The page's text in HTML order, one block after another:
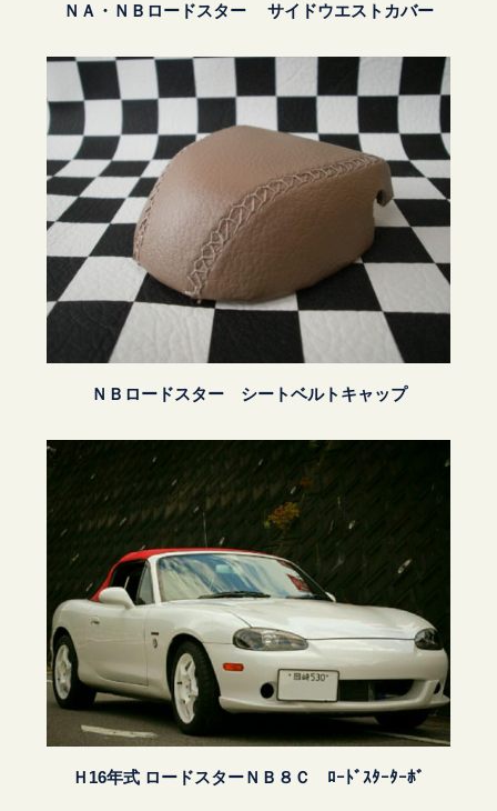
ＮＡ・ＮＢロードスター サイドウエストカバー
ＮＢロードスター シートベルトキャップ
Ｈ16年式 ロードスターＮＢ８Ｃ ﾛｰﾄﾞｽﾀｰﾀｰﾎﾞ